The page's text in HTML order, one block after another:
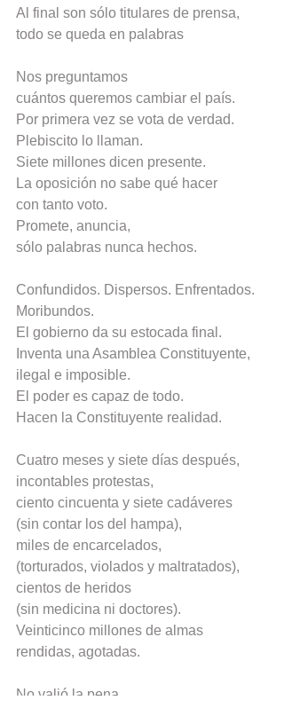
Al final son sólo titulares de prensa,
todo se queda en palabras
Nos preguntamos
cuántos queremos cambiar el país.
Por primera vez se vota de verdad.
Plebiscito lo llaman.
Siete millones dicen presente.
La oposición no sabe qué hacer
con tanto voto.
Promete, anuncia,
sólo palabras nunca hechos.
Confundidos. Dispersos. Enfrentados.
Moribundos.
El gobierno da su estocada final.
Inventa una Asamblea Constituyente,
ilegal e imposible.
El poder es capaz de todo.
Hacen la Constituyente realidad.
Cuatro meses y siete días después,
incontables protestas,
ciento cincuenta y siete cadáveres
(sin contar los del hampa),
miles de encarcelados,
(torturados, violados y maltratados),
cientos de heridos
(sin medicina ni doctores).
Veinticinco millones de almas
rendidas, agotadas.
No valió la pena.